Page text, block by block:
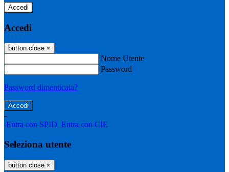
Accedi
Accedi
button close ×
Nome Utente
Password
Password dimenticata?
-
Entra con SPID Entra con CIE
Seleziona utente
button close ×